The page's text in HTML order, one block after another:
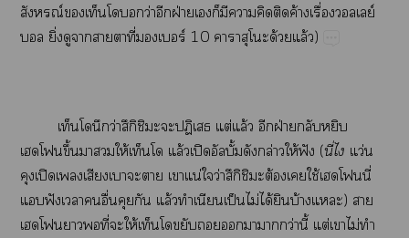
ณ์​​​ว่​​ฝ่​​​​​​​ค้​ื่​ย์​
​ิ่​​​​​ี่​​ร์​10​​​ด้​ล้)
ว่ึิ​​​ป​ต่​ล้​​ฝ่​​​
​ึ้​​​ให้​ล้​ปิั้​ล่​ให้​ฟั​(ี่​ ว่​
ปิ​​​​​​​น่​​ว่ึิ​​ต้​​ใช้​​ี่​
​ฟั​​​ื่​​​ล้​​​ป็​ไม่​ได้​​บ้​)​​
​​​ี่​​ให้​​​​​​ว่​ี้​ต่​​ไม่​